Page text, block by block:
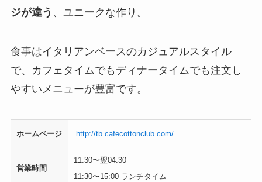
ジが違う 、ユニークな作り。
食事はイタリアンベースのカジュアルスタイル
で、カフェタイムでもディナータイムでも注文し
やすいメニューが豊富です。
ホームページ http://tb.cafecottonclub.com/
営業時間
11:30〜翌04:30
11:30〜15:00 ランチタイム